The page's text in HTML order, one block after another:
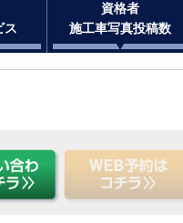
ス
資格者
施工車写真投稿数